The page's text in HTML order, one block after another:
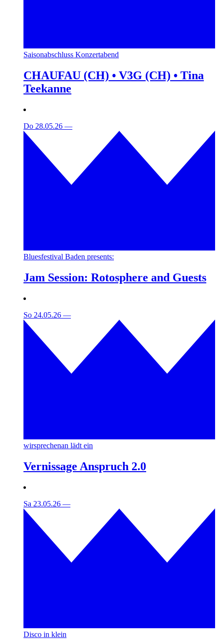
Saisonabschluss Konzertabend
CHAUFAU (CH) • V3G (CH) • Tina
Teekanne
Do 28.05.26 —
Bluesfestival Baden presents:
Jam Session: Rotosphere and Guests
So 24.05.26 —
wirsprechenan lädt ein
Vernissage Anspruch 2.0
Sa 23.05.26 —
Disco in klein